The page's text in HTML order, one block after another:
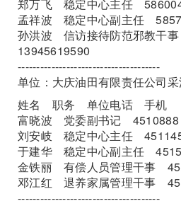
郑万飞 稳定中心主任
孟祥波 稳定中心副主任
孙洪波 信访接待防范邪教干
13945619590
--------------------------------------
单位：大庆油田有限责任公司
姓名 职务 单位电话 手机
富晓波 党委副书记
刘安岐 稳定中心主任
于建华 稳定中心副主任
金铁丽 有偿人员管理干事
邓江红 退养家属管理干事